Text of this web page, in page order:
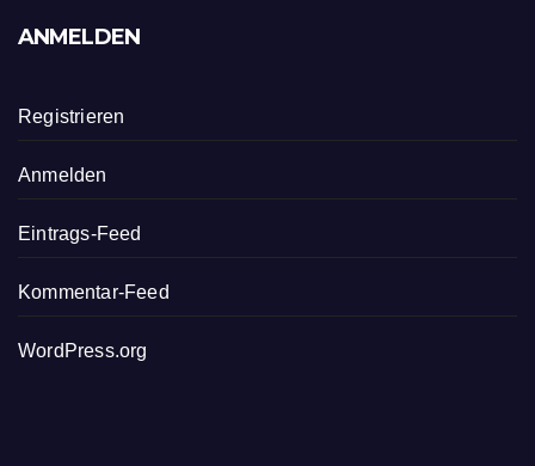
ANMELDEN
Registrieren
Anmelden
Eintrags-Feed
Kommentar-Feed
WordPress.org